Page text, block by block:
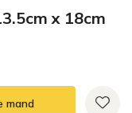
x 18cm
mand